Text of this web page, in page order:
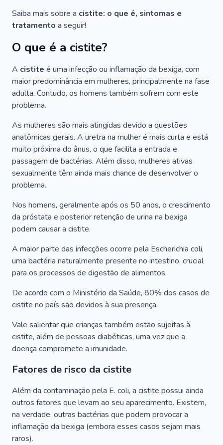
Saiba mais sobre a cistite: o que é, sintomas e
tratamento a seguir!
O que é a cistite?
A cistite é uma infecção ou inflamação da bexiga, com
maior predominância em mulheres, principalmente na fase
adulta. Contudo, os homens também sofrem com este
problema.
As mulheres são mais atingidas devido a questões
anatômicas gerais. A uretra na mulher é mais curta e está
muito próxima do ânus, o que facilita a entrada e
passagem de bactérias. Além disso, mulheres ativas
sexualmente têm ainda mais chance de desenvolver o
problema.
Nos homens, geralmente após os 50 anos, o crescimento
da próstata e posterior retenção de urina na bexiga
podem causar a cistite.
A maior parte das infecções ocorre pela Escherichia coli,
uma bactéria naturalmente presente no intestino, crucial
para os processos de digestão de alimentos.
De acordo com o Ministério da Saúde, 80% dos casos de
cistite no país são devidos à sua presença.
Vale salientar que crianças também estão sujeitas à
cistite, além de pessoas diabéticas, uma vez que a
doença compromete a imunidade.
Fatores de risco da cistite
Além da contaminação pela E. coli, a cistite possui ainda
outros fatores que levam ao seu aparecimento. Existem,
na verdade, outras bactérias que podem provocar a
inflamação da bexiga (embora esses casos sejam mais
raros).